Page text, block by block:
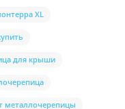
XL
для крыши
металлочерепицы